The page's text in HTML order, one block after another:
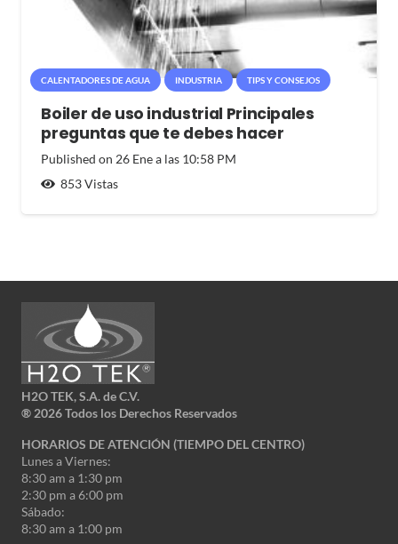
CALENTADORES DE AGUA INDUSTRIA TIPS Y CONSEJOS
Boiler de uso industrial Principales
preguntas que te debes hacer
Published on26 Ene a las 10:58 PM
853Vistas
H2O TEK, S.A. de C.V.
® 2026 Todos los Derechos Reservados
HORARIOS DE ATENCIÓN (TIEMPO DEL CENTRO)
Lunes a Viernes:
8:30 am a 1:30 pm
2:30 pm a 6:00 pm
Sábado:
8:30 am a 1:00 pm